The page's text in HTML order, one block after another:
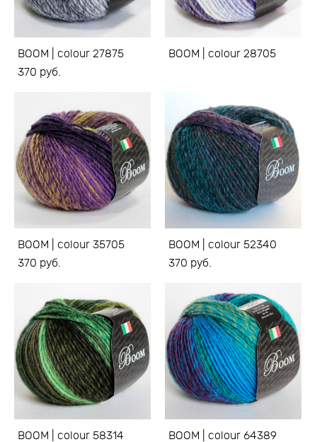
BOOM | colour 27875
370 pуб.
BOOM | colour 28705
BOOM | colour 35705
370 pуб.
BOOM | colour 52340
370 pуб.
BOOM | colour 58314
BOOM | colour 64389